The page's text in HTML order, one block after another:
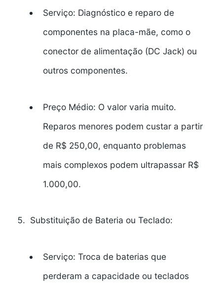
Serviço: Diagnóstico e reparo de
componentes na placa-mãe, como o
conector de alimentação (DC Jack) ou
outros componentes.
Preço Médio: O valor varia muito.
Reparos menores podem custar a partir
de R$ 250,00, enquanto problemas
mais complexos podem ultrapassar R$
1.000,00.
Substituição de Bateria ou Teclado:
Serviço: Troca de baterias que
perderam a capacidade ou teclados